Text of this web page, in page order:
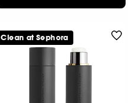
Clean at Sephora